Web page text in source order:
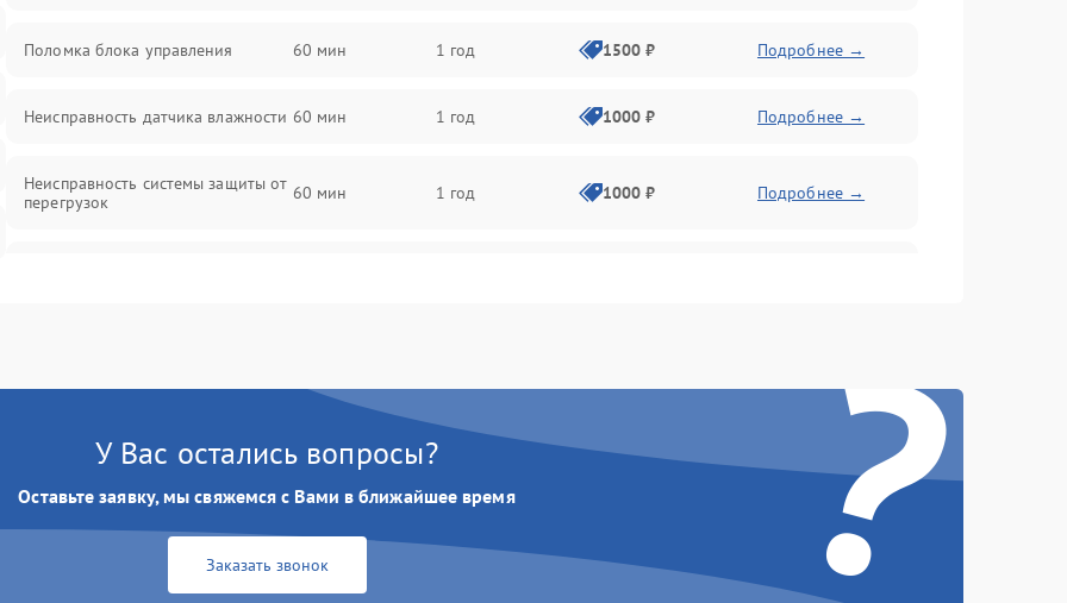
Поломка блока управления 60 мин 1 год 1500 ₽ Подробнее →
Неисправность датчика влажности 60 мин 1 год 1000 ₽ Подробнее →
Неисправность системы защиты от
перегрузок
60 мин 1 год 1000 ₽ Подробнее →
Неисправность системы защиты от
перегрева
60 мин 1 год 1000 ₽
Повреждение системы защиты от
60 мин Подробнее →
?
У Вас остались вопросы?
Оставьте заявку, мы свяжемся с Вами в ближайшее время
Заказать звонок